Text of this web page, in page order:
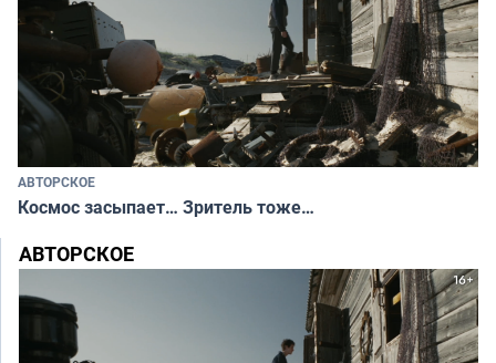
АВТОРСКОЕ
Космос засыпает… Зритель тоже…
АВТОРСКОЕ